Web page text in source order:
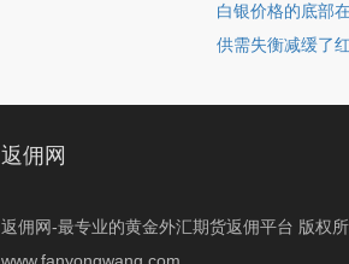
白银价格的底部
供需失衡减缓了
返佣网
返佣网-最专业的黄金外汇期货返佣平台 版权